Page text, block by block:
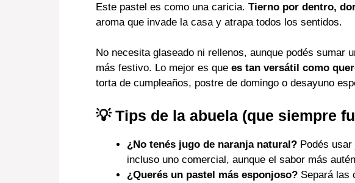
Este pastel es como una caricia. Tierno por dentro,
aroma que invade la casa y atrapa todos los sentidos.
No necesita glaseado ni rellenos, aunque podés sumar
más festivo. Lo mejor es que es tan versátil como
torta de cumpleaños, postre de domingo o desayuno
💡 Tips de la abuela (que siempre
¿No tenés jugo de naranja natural? Podés
incluso uno comercial, aunque el sabor más
¿Querés un pastel más esponjoso? Separá las